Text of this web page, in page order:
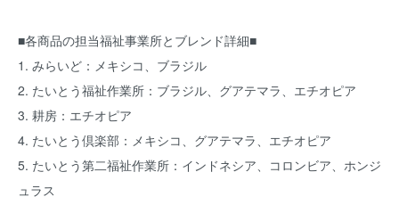
■各商品の担当福祉事業所とブレンド詳細■
1. みらいど：メキシコ、ブラジル
2. たいとう福祉作業所：ブラジル、グアテマラ、エチオピア
3. 耕房：エチオピア
4. たいとう倶楽部：メキシコ、グアテマラ、エチオピア
5. たいとう第二福祉作業所：インドネシア、コロンビア、ホンジ
ュラス